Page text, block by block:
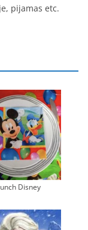
pijamas etc.
Disney